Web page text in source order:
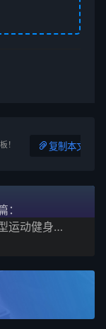
！ 复制本文链接
：
营销型运动健身器材企业响应式pbootcms网站模板